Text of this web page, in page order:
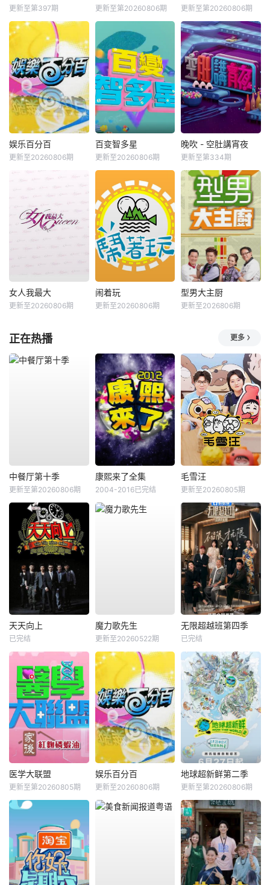
更新至第397期 更新至第20260806期 更新至第20260806期
娱乐百分百
更新至20260806期
百变智多星
更新至20260806期
晚吹 - 空肚講宵夜
更新至第334期
女人我最大
更新至20260806期
闹着玩
更新至20260806期
型男大主厨
更新至2026806期
正在热播 更多
中餐厅第十季
更新至第20260806期
康熙来了全集
2004-2016已完结
毛雪汪
更新至20260805期
天天向上
已完结
魔力歌先生
更新至20260522期
无限超越班第四季
已完结
医学大联盟
更新至第20260805期
娱乐百分百
更新至20260806期
地球超新鲜第二季
更新至第20260806期